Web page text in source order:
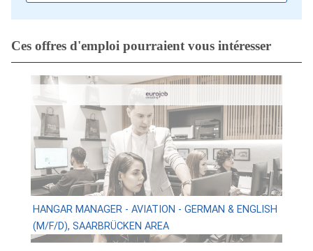
Ces offres d'emploi pourraient vous intéresser
HANGAR MANAGER - AVIATION - GERMAN & ENGLISH
(M/F/D), SAARBRÜCKEN AREA